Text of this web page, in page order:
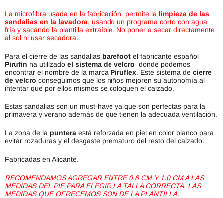
La microfibra usada en la fabricación permite la limpieza de las
sandalias en la lavadora, usando un programa corto con agua
fría y sacando la plantilla extraíble. No poner a secar directamente
al sol ni usar secadora.
Para el cierre de las sandalias barefoot el fabricante español
Pirufin ha utilizado el sistema de velcro donde podemos
encontrar el nombre de la marca Piruflex. Este sistema de cierre
de velcro conseguimos que los niños mejoren su autonomía al
intentar que por ellos mismos se coloquen el calzado.
Estas sandalias son un must-have ya que son perfectas para la
primavera y verano además de que tienen la adecuada ventilación.
La zona de la puntera está reforzada en piel en color blanco para
evitar rozaduras y el desgaste prematuro del resto del calzado.
Fabricadas en Alicante.
RECOMENDAMOS AGREGAR ENTRE 0.8 CM Y 1.0 CM A LAS
MEDIDAS DEL PIE PARA ELEGIR LA TALLA CORRECTA. LAS
MEDIDAS QUE OFRECEMOS SON DE LA PLANTILLA.